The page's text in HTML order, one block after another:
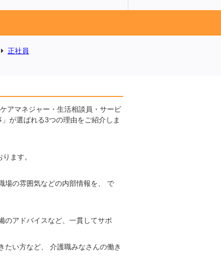
正社員
アマネジャー・生活相談員・サービ
が選ばれる3つの理由をご紹介しま
ます。
場の雰囲気などの内部情報を、 で
のアドバイスなど、一貫してサポ
い方など、 介護職みなさんの働き